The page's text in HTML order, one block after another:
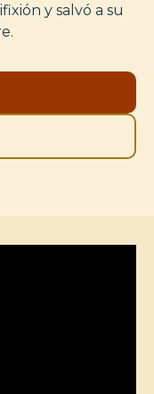
y salvó a su